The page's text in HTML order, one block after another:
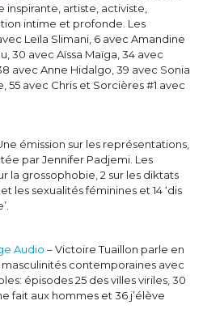
artiste, activiste,
intime et profonde. Les
Leïla Slimani, 6 avec Amandine
30 avec Aïssa Maïga, 34 avec
avec Anne Hidalgo, 39 avec Sonia
55 avec Chris et Sorcières #1 avec
émission sur les représentations,
par Jennifer Padjemi. Les
la grossophobie, 2 sur les diktats
les sexualités féminines et 14 ‘dis
Audio – Victoire Tuaillon parle en
contemporaines avec
épisodes 25 des villes viriles, 30
fait aux hommes et 36 j’élève